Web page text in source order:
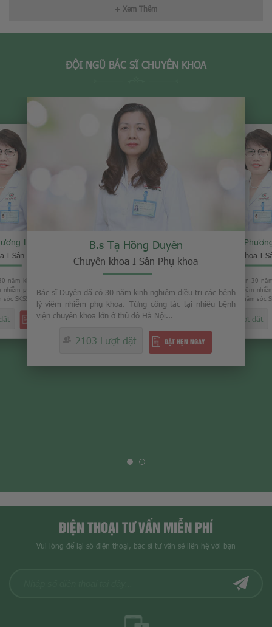
+ Xem Thêm
ĐỘI NGŨ BÁC SĨ CHUYÊN KHOA
Loan
I Sản Phụ khoa
năm kinh nghiệm trong việc
phụ khoa. Từng là Phó
SKSS tỉnh Thái Bình...
ĐẶT HẸN NGAY
B.s Tạ Hồng Duyên
Chuyên khoa I Sản Phụ khoa
Bác sĩ Duyên đã có 30 năm kinh nghiệm điều trị các bệnh
lý viêm nhiễm phụ khoa. Từng công tác tại nhiều bệnh
viện chuyên khoa lớn ở thủ đô Hà Nội...
2103 Lượt đặt ĐẶT HẸN NGAY
B.s
Chuyên khoa I
Bác sĩ Loan đã có gần 30
điều trị các bệnh lý viêm
giám đốc Trung tâm chăm sóc
2008 Lượt đặt
ĐIỆN THOẠI TƯ VẤN MIỄN PHÍ
Vui lòng để lại số điện thoại, bác sĩ tư vấn sẽ liên hệ với bạn